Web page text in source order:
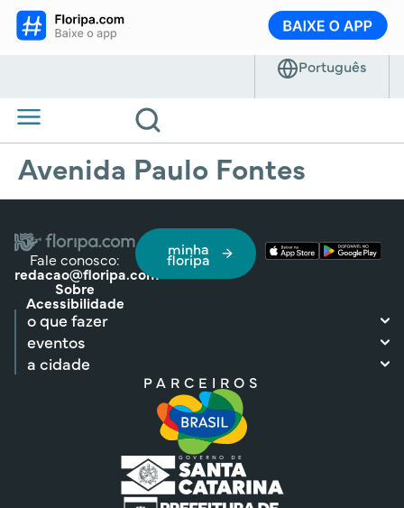
Avenida Paulo Fontes
Fale conosco:
redacao@floripa.com
Sobre
Acessibilidade
minha
floripa
o que fazer
eventos
a cidade
PARCEIROS